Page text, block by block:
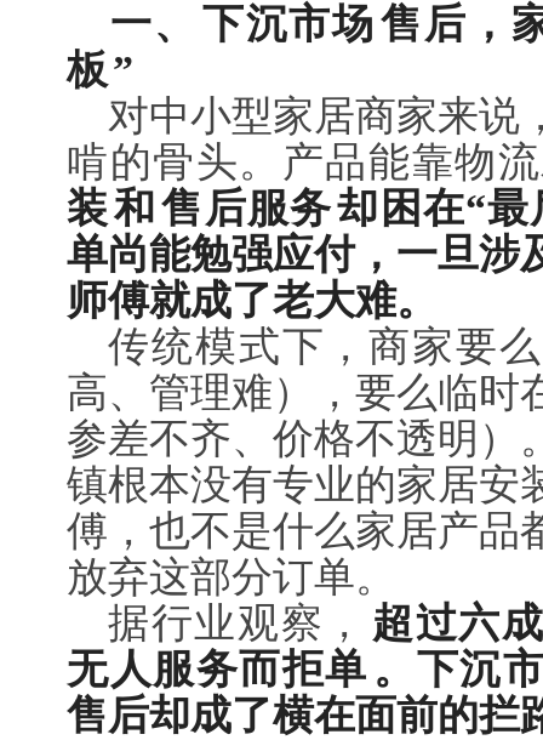
一、 下沉市场售后，
板 ”
对中小型家居商家来说
啃的骨头。产品能靠物
装和 售后服务却困在“
单尚能勉强应付，一旦涉
师傅就成了老大难。
传统模式下，商家要
高、管理难），要么临时
参差不齐、价格不透明）
镇根本没有专业的家居安
傅，也不是什么家居产品
放弃这部分订单。
据行业观察，
超过六
无人服务而拒单 。下沉
售后却成了横在面前的拦